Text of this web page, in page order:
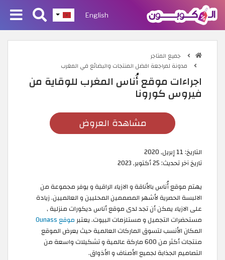
English
جميع المتاجر
مدونة لمراجعة افضل المنتجات والبضائع في المغرب
اجراءات موقع أُناس المغرب للوقاية من
فيروس كورونا
مشاهدة العروض
التاريخ:11 إبريل, 2020
تاريخ آخر تحديث:25 أكتوبر, 2023
يهتم موقع أُناس بالأناقة و الازياء الراقية و يوفر مجموعة من
الالبسة الحصرية لأشهر المصممين المحليين و العالميين. زيادة
على الازياء يمكن أن تجد لدى موقع أناس ديكورات منزلية ,
مستحضرات التجميل و مستلزمات البيوت. يعتبرموقع Ounass
المكان الأنسب لتسوق الماركات العالمية حيث يعرض الموقع
منتجات أكثر من 600 ماركة عالمية و تشكيلات واسعة من
التصاميم الجذابة لجميع الأصناف و الأذواق.